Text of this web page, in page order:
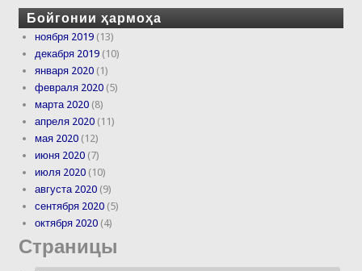
Бойгонии ҳармоҳа
ноября 2019 (13)
декабря 2019 (10)
января 2020 (1)
февраля 2020 (5)
марта 2020 (8)
апреля 2020 (11)
мая 2020 (12)
июня 2020 (7)
июля 2020 (10)
августа 2020 (9)
сентября 2020 (5)
октября 2020 (4)
Страницы